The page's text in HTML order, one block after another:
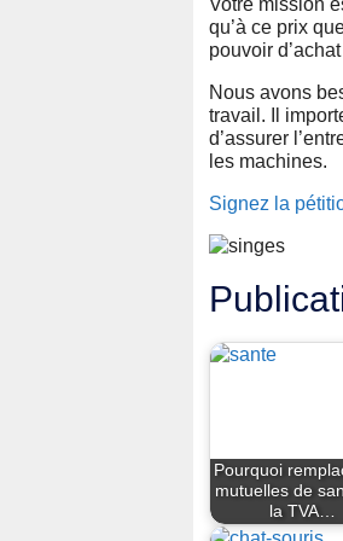
qu’à ce prix
pouvoir
Nous avons
travail. Il
d’assurer
les machines.
Signez la
Pourquoi
mutuelles de
la TVA…